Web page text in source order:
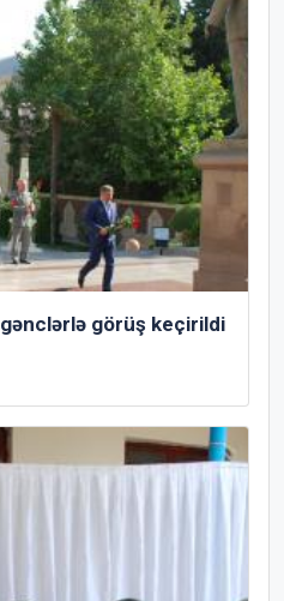
gənclərlə görüş keçirildi